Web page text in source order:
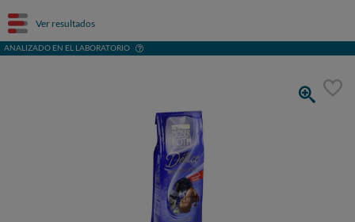
Ver resultados
ANALIZADO EN EL LABORATORIO